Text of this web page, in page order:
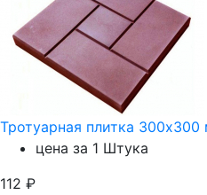
Тротуарная плитка
цена за 1 Штука
112 ₽